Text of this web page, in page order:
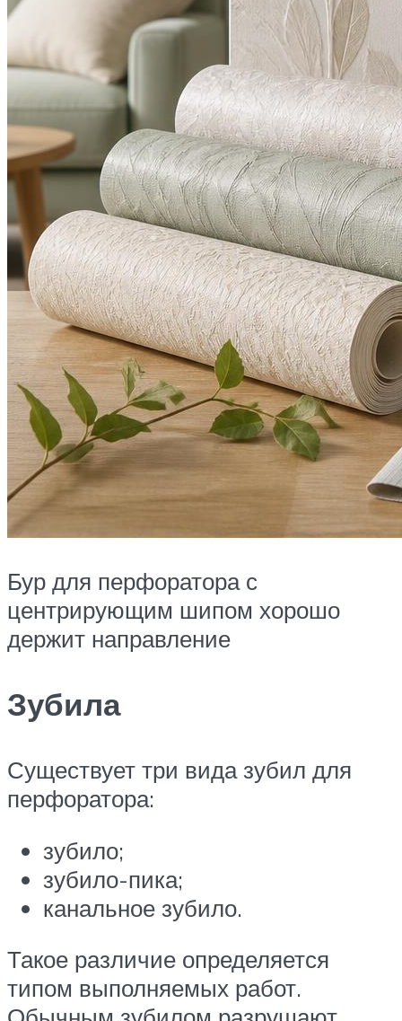
Бур для перфоратора с
центрирующим шипом хорошо
держит направление
Зубила
Существует три вида зубил для
перфоратора:
зубило;
зубило-пика;
канальное зубило.
Такое различие определяется
типом выполняемых работ.